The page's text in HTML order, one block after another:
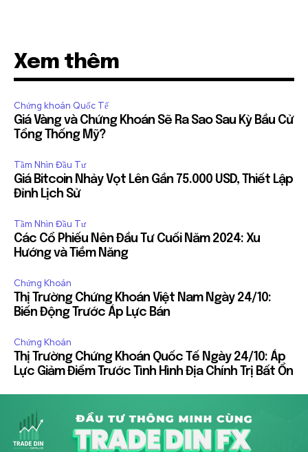
Xem thêm
Chứng khoán Quốc Tế
Giá Vàng và Chứng Khoán Sẽ Ra Sao Sau Kỳ Bầu Cử
Tổng Thống Mỹ?
Tầm Nhìn Đầu Tư
Giá Bitcoin Nhảy Vọt Lên Gần 75.000 USD, Thiết Lập
Đỉnh Lịch Sử
Tầm Nhìn Đầu Tư
Các Cổ Phiếu Nên Đầu Tư Cuối Năm 2024: Xu
Hướng và Tiềm Năng
Chứng Khoán
Thị Trường Chứng Khoán Việt Nam Ngày 24/10:
Biến Động Trước Áp Lực Bán
Chứng Khoán
Thị Trường Chứng Khoán Quốc Tế Ngày 24/10: Áp
Lực Giảm Điểm Trước Tình Hình Địa Chính Trị Bất Ổn